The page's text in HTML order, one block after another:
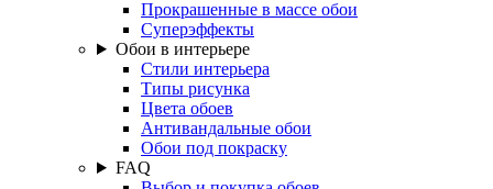
Прокрашенные в массе обои
Суперэффекты
Обои в интерьере
Стили интерьера
Типы рисунка
Цвета обоев
Антивандальные обои
Обои под покраску
FAQ